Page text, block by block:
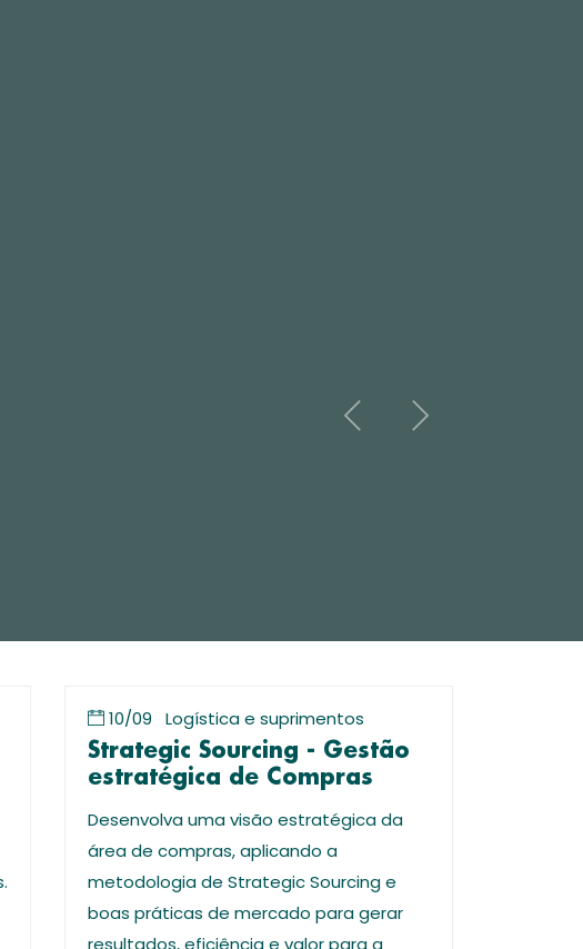
10/09 Logística e suprimentos
Strategic Sourcing - Gestão
estratégica de Compras
Desenvolva uma visão estratégica da
área de compras, aplicando a
metodologia de Strategic Sourcing e
boas práticas de mercado para gerar
resultados, eficiência e valor para a